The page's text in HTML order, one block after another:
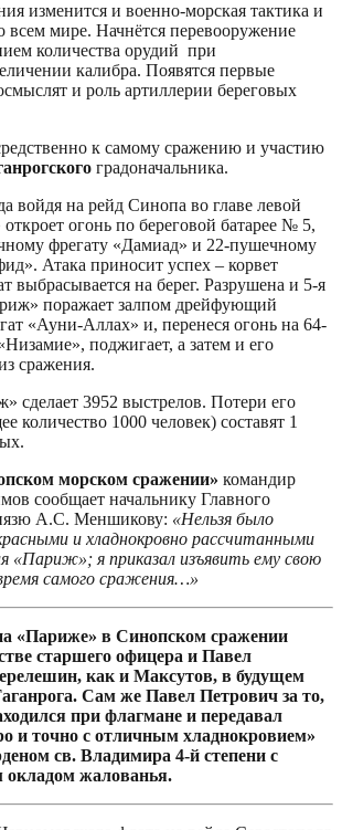
изменится и военно-морская тактика и
всем мире. Начнётся перевооружение
количества орудий при
калибра. Появятся первые
и роль артиллерии береговых
к самому сражению и участию
градоначальника.
войдя на рейд Синопа во главе левой
огонь по береговой батарее № 5,
фрегату «Дамиад» и 22-пушечному
Атака приносит успех – корвет
выбрасывается на берег. Разрушена и 5-я
поражает залпом дрейфующий
«Ауни-Аллах» и, перенеся огонь на 64-
поджигает, а затем и его
сражения.
сделает 3952 выстрелов. Потери его
количество 1000 человек) составят 1
морском сражении» командир
сообщает начальнику Главного
А.С. Меншикову: «Нельзя было
и хладнокровно рассчитанными
«Париж»; я приказал изъявить ему свою
самого сражения…»
«Париже» в Синопском сражении
старшего офицера и Павел
как и Максутов, в будущем
Сам же Павел Петрович за то,
при флагмане и передавал
и точно с отличным хладнокровием»
св. Владимира 4-й степени с
окладом жалованья.